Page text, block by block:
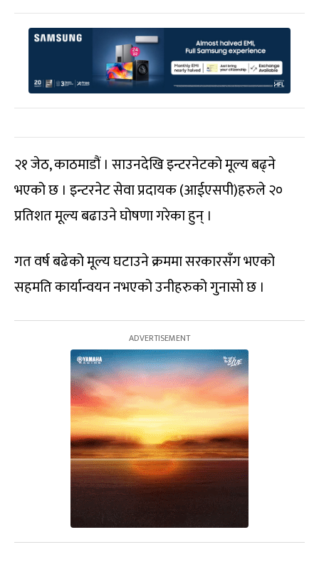
२१ जेठ, काठमाडौं । साउनदेखि इन्टरनेटको मूल्य बढ्ने
भएको छ । इन्टरनेट सेवा प्रदायक (आईएसपी)हरुले २०
प्रतिशत मूल्य बढाउने घोषणा गरेका हुन् ।
गत वर्ष बढेको मूल्य घटाउने क्रममा सरकारसँग भएको
सहमति कार्यान्वयन नभएको उनीहरुको गुनासो छ ।